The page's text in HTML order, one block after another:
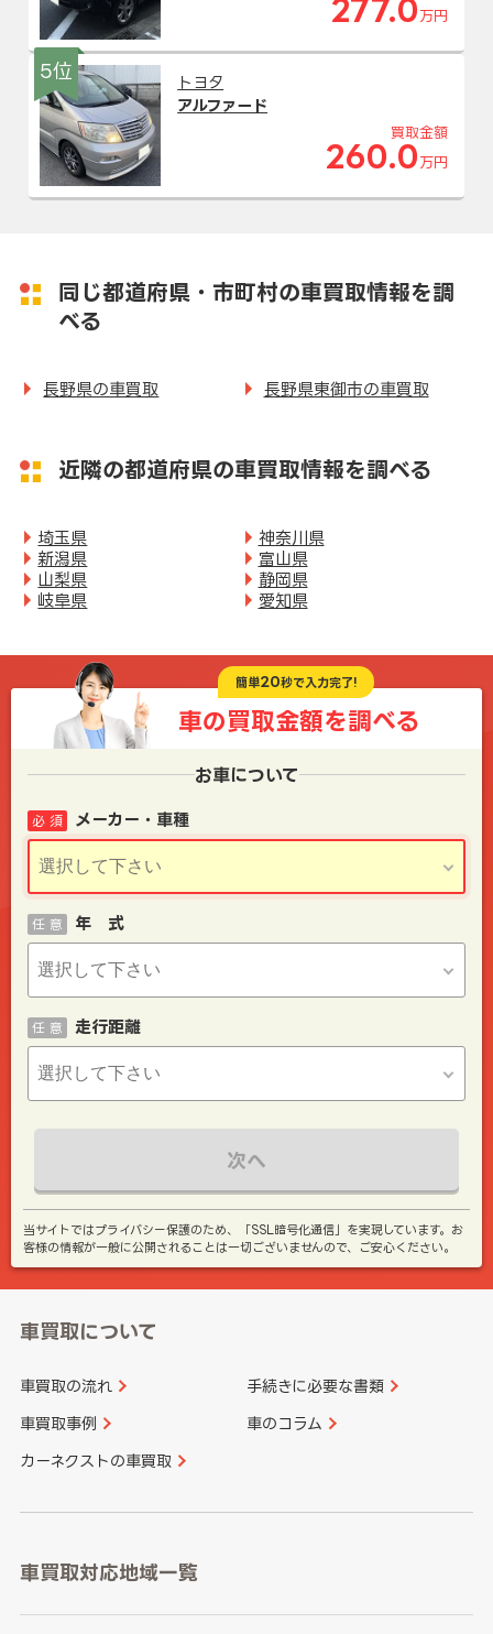
277.0 万円
5位
トヨタ
アルファード
買取金額
260.0 万円
同じ都道府県・市町村の車買取情報を調
べる
長野県の車買取 長野県東御市の車買取
近隣の都道府県の車買取情報を調べる
埼玉県
神奈川県
新潟県
富山県
山梨県
静岡県
岐阜県
愛知県
簡単20秒で入力完了!
車の買取金額を調べる
お車について
メーカー・車種
必 須
年 式
任 意
走行距離
任 意
次へ
当サイトではプライバシー保護のため、「SSL暗号化通信」を実現しています。お
客様の情報が一般に公開されることは一切ございませんので、ご安心ください。
車買取について
車買取の流れ 手続きに必要な書類
車買取事例 車のコラム
カーネクストの車買取
車買取対応地域一覧